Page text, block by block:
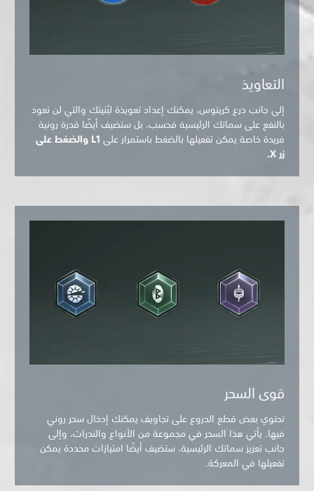
التعاويذ
إلى جانب درع كريتوس، يمكنك إعداد تعويذة لبُنيتك والتي لن تعود
بالنفع على سماتك الرئيسية فحسب، بل ستضيف أيضًا قدرة رونية
فريدة خاصة يمكن تفعيلها بالضغط باستمرار علىL1 والضغط على
قوى السحر
تحتوي بعض قطع الدروع على تجاويف يمكنك إدخال سحر روني
فيها. يأتي هذا السحر في مجموعة من الأنواع والندرات، وإلى
جانب تعزيز سماتك الرئيسية، ستضيف أيضًا امتيازات محددة يمكن
تفعيلها في المعركة.